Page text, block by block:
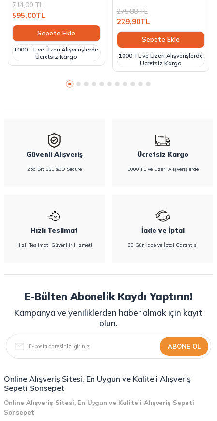
714,00TL
595,00TL
Sepete Ekle
1000 TL ve Üzeri Alışverişlerde
Ücretsiz Kargo
275,88TL
229,90TL
Sepete Ekle
1000 TL ve Üzeri Alışverişlerde
Ücretsiz Kargo
Güvenli Alışveriş
256 Bit SSL &3D Secure
Ücretsiz Kargo
1000 TL ve Üzeri Alışverişlerde
Hızlı Teslimat
Hızlı Teslimat, Güvenilir Hizmet!
İade ve İptal
30 Gün İade ve İptal Garantisi
E-Bülten Abonelik Kaydı Yaptırın!
Kampanya ve yeniliklerden haber almak için kayıt
olun.
ABONE OL
Online Alışveriş Sitesi, En Uygun ve Kaliteli Alışveriş
Sepeti Sonsepet
Online Alışveriş Sitesi, En Uygun ve Kaliteli Alışveriş Sepeti
Sonsepet